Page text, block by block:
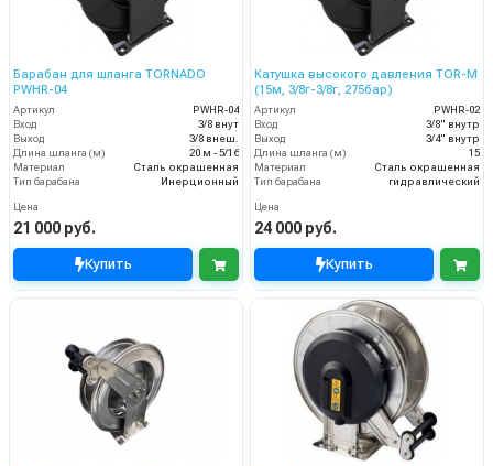
Барабан для шланга TORNADO
PWHR-04
Артикул
PWHR-04
Вход
3/8 внут
Выход
3/8 внеш.
Длина шланга (м)
20 м - 5/16
Материал
Сталь окрашенная
Тип барабана
Инерционный
Цена
21 000 руб.
Купить
Катушка высокого давления TOR-M
(15м, 3/8г-3/8г, 275бар)
Артикул
PWHR-02
Вход
3/8" внутр
Выход
3/4" внутр
Длина шланга (м)
15
Материал
Сталь окрашенная
Тип барабана
гидравлический
Цена
24 000 руб.
Купить